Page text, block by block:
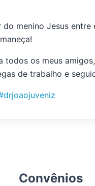
do menino Jesus entre
todos os meus
de trabalho e
Convênios